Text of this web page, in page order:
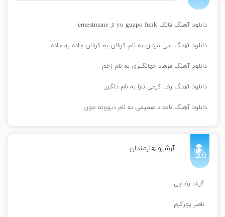
دانلود آهنگ فانک yo guapo funk از ernestmane
دانلود آهنگ علی مردان به نام کولان به کولان جاده به جاده
دانلود آهنگ فرهاد جهانگیری به نام زخم
دانلود آهنگ رضا کرمی تارا به نام دلگیر
دانلود آهنگ بامداد صمیمی به نام دیوونه جون
آرشیو هنرمندان
گرشا رضایی
ناصر پورکرم